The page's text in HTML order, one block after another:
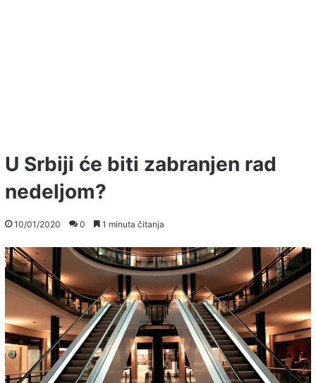
U Srbiji će biti zabranjen rad
nedeljom?
10/01/2020 0 1 minuta čitanja